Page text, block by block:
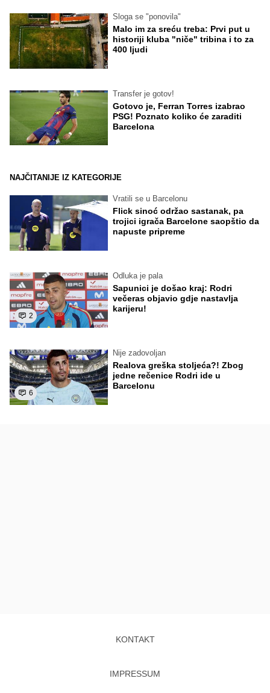
Sloga se "ponovila"
Malo im za sreću treba: Prvi put u
historiji kluba "niče" tribina i to za
400 ljudi
Transfer je gotov!
Gotovo je, Ferran Torres izabrao
PSG! Poznato koliko će zaraditi
Barcelona
NAJČITANIJE IZ KATEGORIJE
Vratili se u Barcelonu
Flick sinoć održao sastanak, pa
trojici igrača Barcelone saopštio da
napuste pripreme
2
Odluka je pala
Sapunici je došao kraj: Rodri
večeras objavio gdje nastavlja
karijeru!
6
Nije zadovoljan
Realova greška stoljeća?! Zbog
jedne rečenice Rodri ide u
Barcelonu
KONTAKT
IMPRESSUM